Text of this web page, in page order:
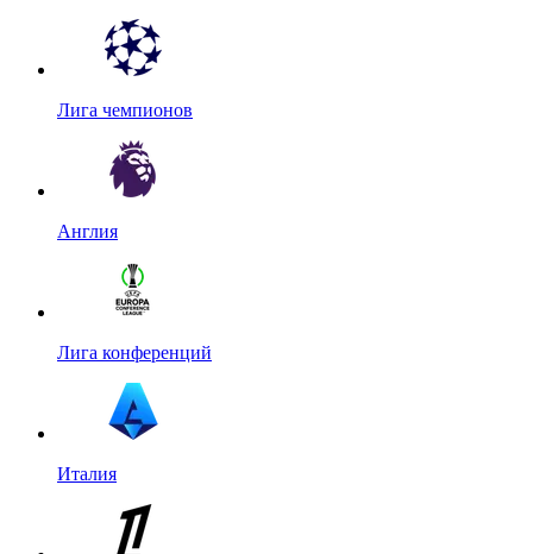
Лига чемпионов
Англия
Лига конференций
Италия